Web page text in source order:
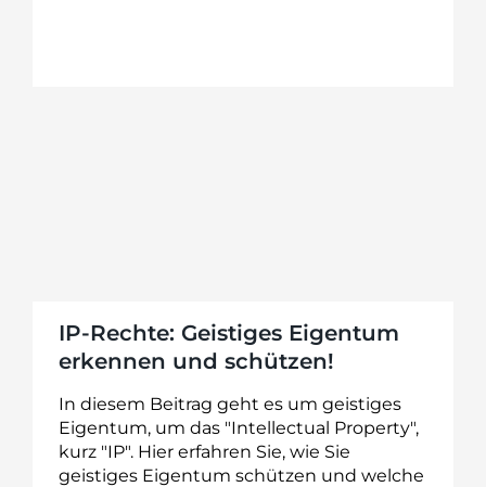
IP-Rechte: Geistiges Eigentum
erkennen und schützen!
In diesem Beitrag geht es um geistiges
Eigentum, um das "Intellectual Property",
kurz "IP". Hier erfahren Sie, wie Sie
geistiges Eigentum schützen und welche